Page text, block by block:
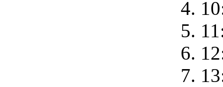
4.
5.
6.
7.